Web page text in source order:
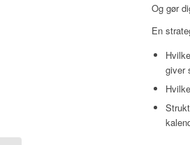
Og gør
En
giver